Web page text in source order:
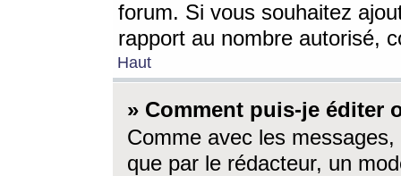
forum. Si vous souhaitez
rapport au nombre autorisé,
Haut
» Comment puis-je éditer
Comme avec les
que par le rédacteur, un